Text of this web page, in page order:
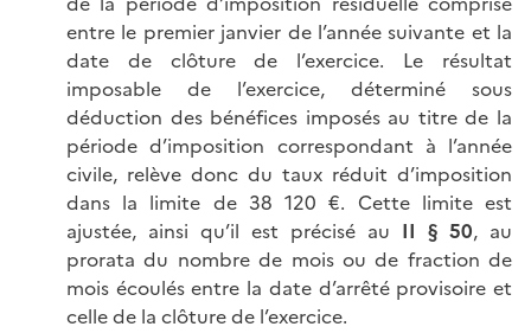
entre le premier janvier de l’année suivante et la
date de clôture de l’exercice. Le résultat
imposable de l’exercice, déterminé sous
déduction des bénéfices imposés au titre de la
période d’imposition correspondant à l’année
civile, relève donc du taux réduit d’imposition
dans la limite de 38 120 €. Cette limite est
ajustée, ainsi qu’il est précisé au II § 50, au
prorata du nombre de mois ou de fraction de
mois écoulés entre la date d’arrêté provisoire et
celle de la clôture de l’exercice.